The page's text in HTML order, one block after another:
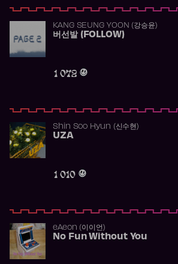
KANG SEUNG YOON (강승윤)
버선발 (FOLLOW)
1 072
Shin Soo Hyun (신수현)
UZA
1 010
​eAeon (이이언)
No Fun Without You